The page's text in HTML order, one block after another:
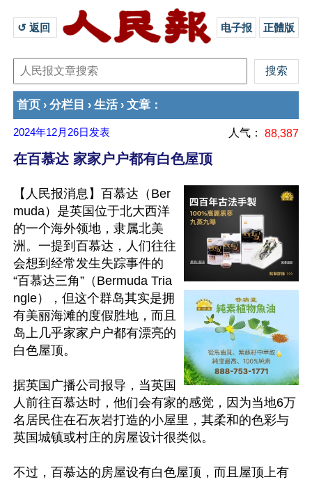
↺ 返回 电子报 正體版
首页 › 分栏目 › 生活 › 文章 ：
2024年12月26日 发表 人气： 88,387
在百慕达 家家户户都有白色屋顶
【人民报消息】百慕达（Ber
muda）是英国位于北大西洋
的一个海外领地，隶属北美
洲。一提到百慕达，人们往往
会想到经常发生失踪事件的
“百慕达三角”（Bermuda Tria
ngle），但这个群岛其实是拥
有美丽海滩的度假胜地，而且
岛上几乎家家户户都有漂亮的
白色屋顶。
据英国广播公司报导，当英国
人前往百慕达时，他们会有家的感觉，因为当地6万
名居民住在石灰岩打造的小屋里，其柔和的色彩与
英国城镇或村庄的房屋设计很类似。
不过，百慕达的房屋设有白色屋顶，而且屋顶上有